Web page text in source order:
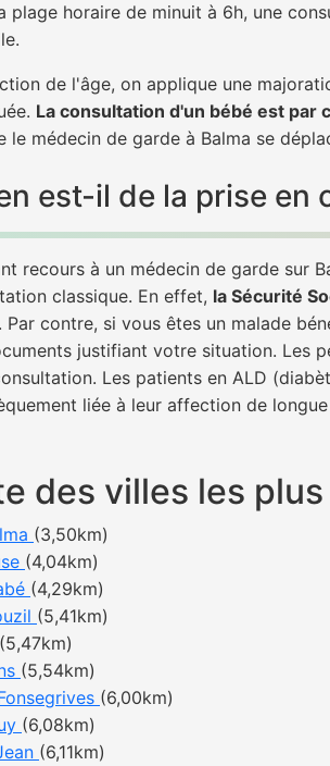
plage horaire de minuit à 6h, une
de l'âge, on applique une
La consultation d'un bébé est par
le médecin de garde à Balma se
est-il de la prise en
recours à un médecin de garde sur
classique. En effet, la Sécurité
. Par contre, si vous êtes un malade
justifiant votre situation. Les
Les patients en ALD
liée à leur affection de
des villes les
(3,50km)
(4,04km)
(4,29km)
(5,41km)
(5,47km)
(5,54km)
(6,00km)
(6,08km)
(6,11km)